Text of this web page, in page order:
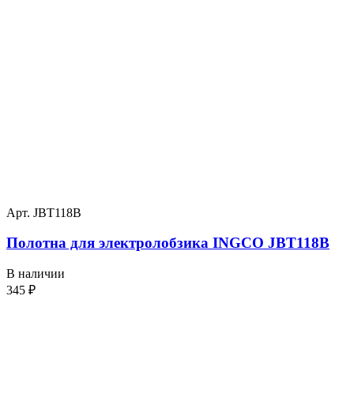
Арт. JBT118B
Полотна для электролобзика INGCO JBT118B
В наличии
345 ₽